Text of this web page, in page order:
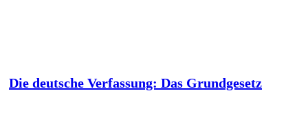
Die deutsche Verfassung: Das Grundgesetz